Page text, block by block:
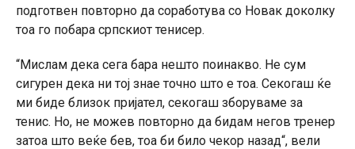
подготвен повторно да соработува со Новак доколку
тоа го побара српскиот тенисер.
“Мислам дека сега бара нешто поинакво. Не сум
сигурен дека ни тој знае точно што е тоа. Секогаш ќе
ми биде близок пријател, секогаш зборуваме за
тенис. Но, не можев повторно да бидам негов тренер
затоа што веќе бев, тоа би било чекор назад“, вели